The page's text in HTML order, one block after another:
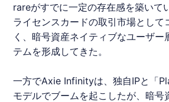
rareがすでに一定の存在感を築いて
ライセンスカードの取引市場として
く、暗号資産ネイティブなユーザー
テムを形成してきた。
一方でAxie Infinityは、独自IPと「
モデルでブームを起こしたが、暗号